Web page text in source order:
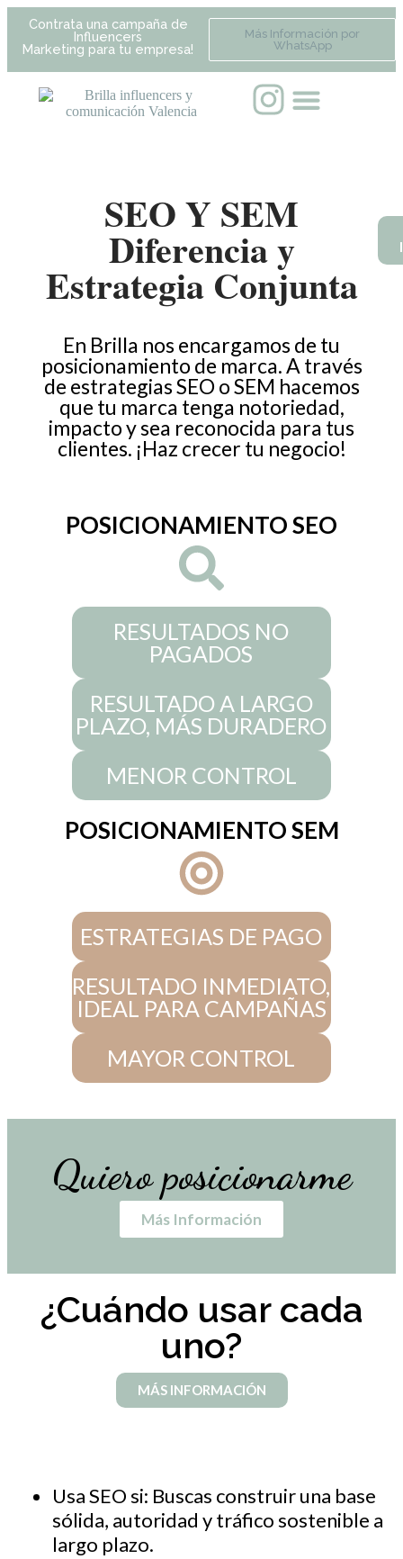
Contrata una campaña de
Influencers
Marketing para tu empresa!
Más Información por
WhatsApp
SEO Y SEM
Diferencia y
Estrategia Conjunta
En Brilla nos encargamos de tu
posicionamiento de marca. A través
de estrategias SEO o SEM hacemos
que tu marca tenga notoriedad,
impacto y sea reconocida para tus
clientes. ¡Haz crecer tu negocio!
POSICIONAMIENTO SEO
RESULTADOS NO
PAGADOS
RESULTADO A LARGO
PLAZO, MÁS DURADERO
MENOR CONTROL
POSICIONAMIENTO SEM
ESTRATEGIAS DE PAGO
RESULTADO INMEDIATO,
IDEAL PARA CAMPAÑAS
MAYOR CONTROL
Quiero posicionarme
Más Información
¿Cuándo usar cada
uno?
MÁS INFORMACIÓN
Usa SEO si: Buscas construir una base
sólida, autoridad y tráfico sostenible a
largo plazo.